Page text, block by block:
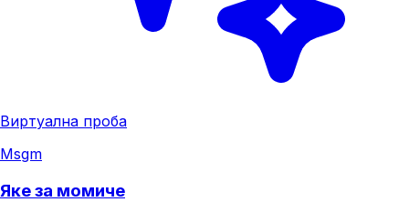
Виртуална проба
Msgm
Яке за момиче